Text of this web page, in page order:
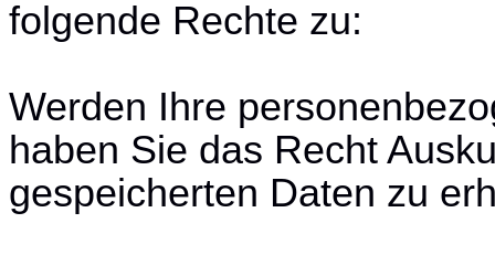
folgende Rechte zu:
Werden Ihre
haben Sie das Recht
gespeicherten Daten zu